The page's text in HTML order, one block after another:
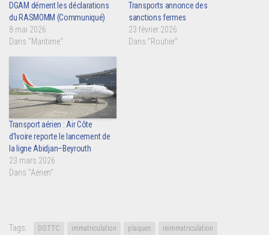
DGAM dément les déclarations
du RASMOMM (Communiqué)
8 mai 2026
Dans "Maritime"
Transports annonce des
sanctions fermes
23 février 2026
Dans "Routier"
Transport aérien : Air Côte
d’Ivoire reporte le lancement de
la ligne Abidjan–Beyrouth
23 mars 2026
Dans "Aérien"
Tags: DGTTC immatriculation plaques reimmatriculation